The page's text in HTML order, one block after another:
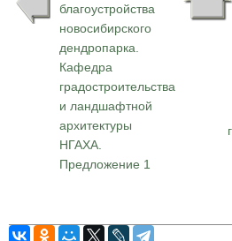
благоустройства
новосибирского
дендропарка.
Кафедра
градостроительства
и ландшафтной
архитектуры
НГАХА.
Предложение 1